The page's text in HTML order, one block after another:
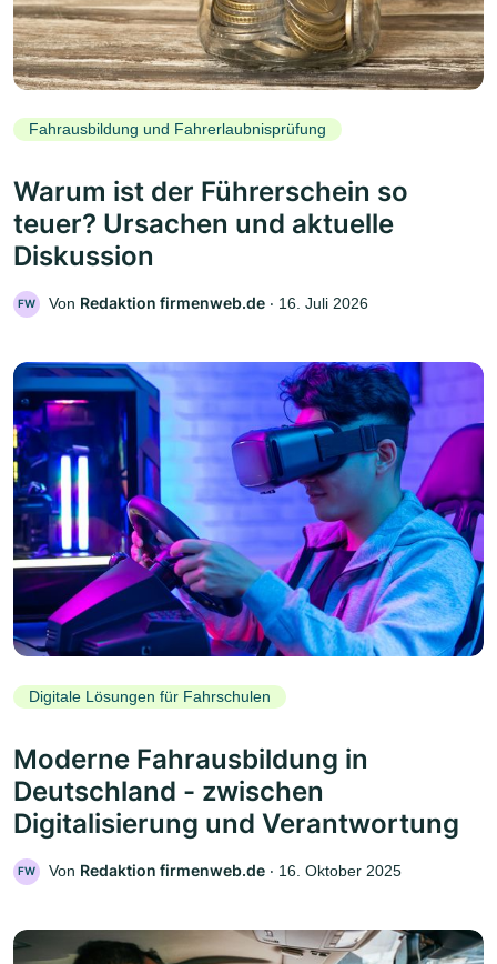
Fahrausbildung und Fahrerlaubnisprüfung
Warum ist der Führerschein so
teuer? Ursachen und aktuelle
Diskussion
FW Von Redaktion firmenweb.de ‧ 16. Juli 2026
Digitale Lösungen für Fahrschulen
Moderne Fahrausbildung in
Deutschland - zwischen
Digitalisierung und Verantwortung
FW Von Redaktion firmenweb.de ‧ 16. Oktober 2025